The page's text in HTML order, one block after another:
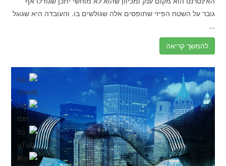
גובר על השטח הפיזי שתופסים אלה שגולשים בו. והעובדה היא שגוגל
...
להמשך קריאה